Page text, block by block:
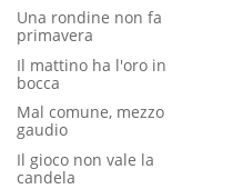
Una rondine non fa
primavera
Il mattino ha l'oro in
bocca
Mal comune, mezzo
gaudio
Il gioco non vale la
candela